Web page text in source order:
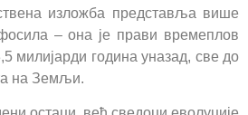
изложба представља више
– она је прави времеплов
милијарди година уназад, све до
на Земљи.